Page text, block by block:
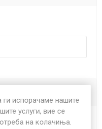
испорачаме нашите
услуги, вие се
на колачиња.